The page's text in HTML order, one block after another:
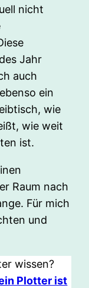
nicht
Jahr
auch
ein
wie
wie weit
ist.
Raum nach
Für mich
und
wissen?
Plotter ist